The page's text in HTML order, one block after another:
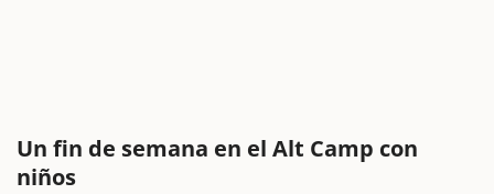
Un fin de semana en el Alt Camp con
niños